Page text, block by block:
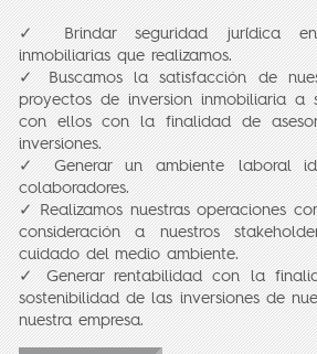
✓ Brindar seguridad jurídica en
inmobiliarias que realizamos.
✓ Buscamos la satisfacción de
proyectos de inversion inmobiliaria a
con ellos con la finalidad de
inversiones.
✓ Generar un ambiente laboral
colaboradores.
✓ Realizamos nuestras operaciones
consideración a nuestros
cuidado del medio ambiente.
✓ Generar rentabilidad con la
sostenibilidad de las inversiones de
nuestra empresa.